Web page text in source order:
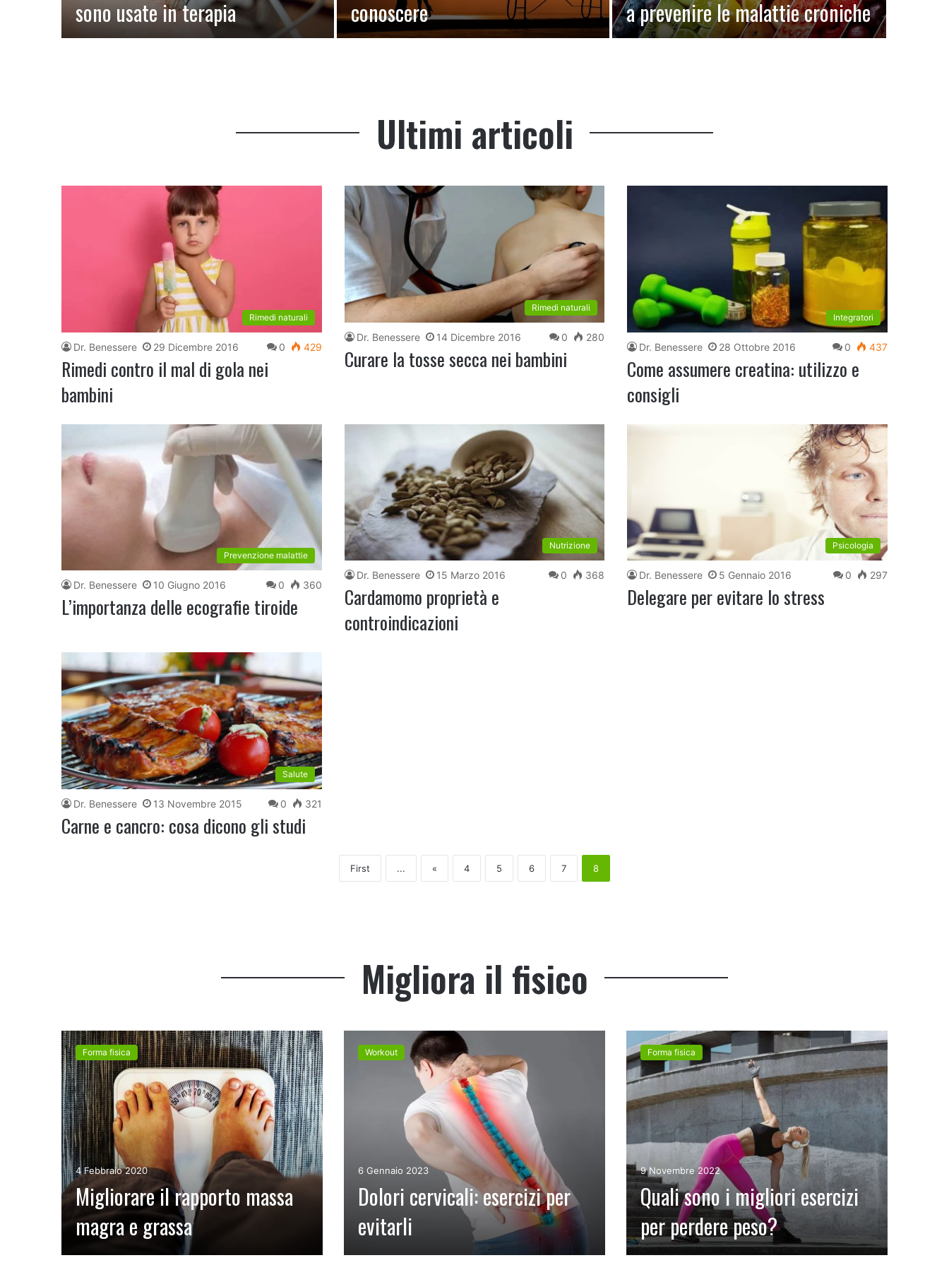
sono usate in terapia
conoscere
a prevenire le malattie croniche
Ultimi articoli
Rimedi naturali
Dr. Benessere 29 Dicembre 2016 0 429
Rimedi contro il mal di gola nei
bambini
Rimedi naturali
Dr. Benessere 14 Dicembre 2016 0 280
Curare la tosse secca nei bambini
Integratori
Dr. Benessere 28 Ottobre 2016 0 437
Come assumere creatina: utilizzo e
consigli
Prevenzione malattie
Dr. Benessere 10 Giugno 2016 0 360
L’importanza delle ecografie tiroide
Nutrizione
Dr. Benessere 15 Marzo 2016 0 368
Cardamomo proprietà e
controindicazioni
Psicologia
Dr. Benessere 5 Gennaio 2016 0 297
Delegare per evitare lo stress
Salute
Dr. Benessere 13 Novembre 2015 0 321
Carne e cancro: cosa dicono gli studi
First ... « 4 5 6 7 8
Migliora il fisico
Forma fisica
4 Febbraio 2020
Migliorare il rapporto massa
magra e grassa
Workout
6 Gennaio 2023
Dolori cervicali: esercizi per
evitarli
Forma fisica
9 Novembre 2022
Quali sono i migliori esercizi
per perdere peso?